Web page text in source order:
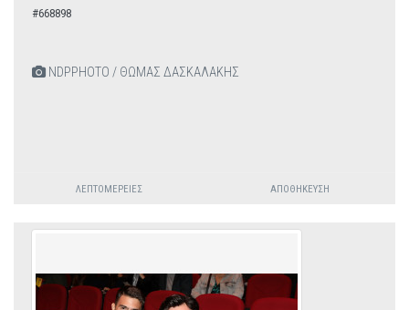
#668898
NDPPHOTO / ΘΩΜΑΣ ΔΑΣΚΑΛΑΚΗΣ
ΛΕΠΤΟΜΈΡΕΙΕΣ ΑΠΟΘΉΚΕΥΣΗ